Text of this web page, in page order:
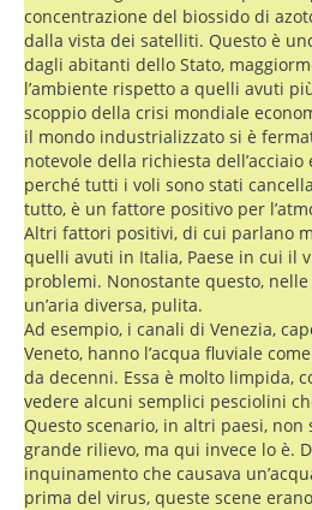
concentrazione del biossido di
dalla vista dei satelliti. Questo è
dagli abitanti dello Stato,
l’ambiente rispetto a quelli avuti
scoppio della crisi mondiale
il mondo industrializzato si è
notevole della richiesta
perché tutti i voli sono stati
tutto, è un fattore positivo per
Altri fattori positivi, di cui parlano
quelli avuti in Italia, Paese in cui il
problemi. Nonostante questo,
un’aria diversa, pulita.
Ad esempio, i canali di Venezia,
Veneto, hanno l’acqua fluviale
da decenni. Essa è molto limpida,
vedere alcuni semplici pesciolini
Questo scenario, in altri paesi, non
grande rilievo, ma qui invece lo è.
inquinamento che causava
prima del virus, queste scene